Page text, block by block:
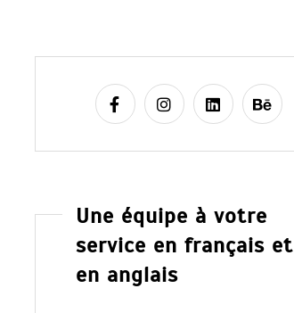
Une équipe à votre
service en français et
en anglais